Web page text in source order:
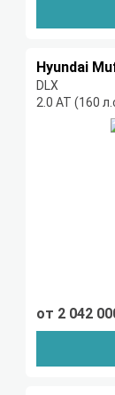
Hyundai
DLX
2.0 AT (160
от 2 042